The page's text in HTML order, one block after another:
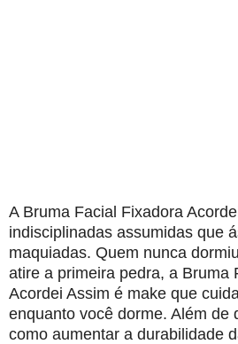
A Bruma Facial Fixadora
indisciplinadas assumidas que
maquiadas. Quem nunca
atire a primeira pedra, a Bruma
Acordei Assim é make que
enquanto você dorme. Além de
como aumentar a durabilidade